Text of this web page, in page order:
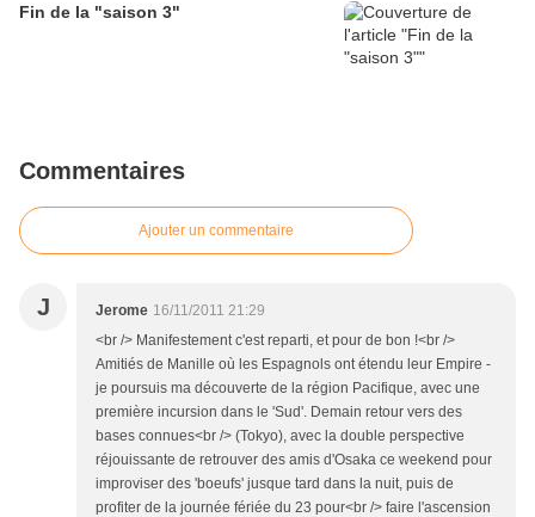
Fin de la "saison 3"
Commentaires
Ajouter un commentaire
J Jerome 16/11/2011 21:29
<br /> Manifestement c'est reparti, et pour de bon !<br />
Amitiés de Manille où les Espagnols ont étendu leur Empire -
je poursuis ma découverte de la région Pacifique, avec une
première incursion dans le 'Sud'. Demain retour vers des
bases connues<br /> (Tokyo), avec la double perspective
réjouissante de retrouver des amis d'Osaka ce weekend pour
improviser des 'boeufs' jusque tard dans la nuit, puis de
profiter de la journée fériée du 23 pour<br /> faire l'ascension